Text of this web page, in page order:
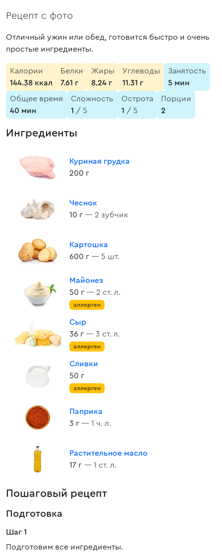
Рецепт с фото
Отличный ужин или обед, готовится быстро и очень
простые ингредиенты.
Калории
144.38 ккал
Белки
7.61 г
Жиры
8.24 г
Углеводы
11.31 г
Занятость
5 мин
Общее время
40 мин
Сложность
1 / 5
Острота
1 / 5
Порции
2
Ингредиенты
Куриная грудка
200 г
Чеснок
10 г — 2 зубчик
Картошка
600 г — 5 шт.
Майонез
50 г — 2 ст. л.
аллерген
Сыр
36 г — 3 ст. л.
аллерген
Сливки
50 г
аллерген
Паприка
3 г — 1 ч. л.
Растительное масло
17 г — 1 ст. л.
Пошаговый рецепт
Подготовка
Шаг 1
Подготовим все ингредиенты.